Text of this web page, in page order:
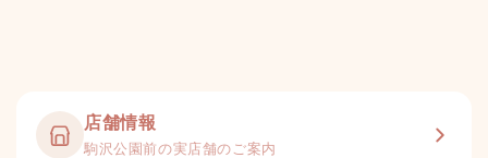
店舗情報
駒沢公園前の実店舗のご案内